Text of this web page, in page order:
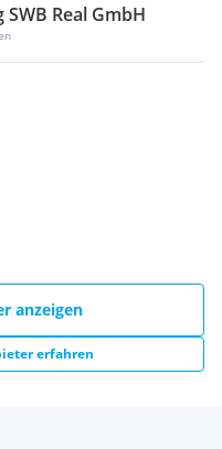
SWB Real GmbH
anzeigen
erfahren